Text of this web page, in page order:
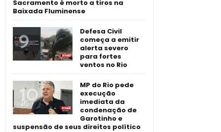
Sacramento é morto a tiros na
Baixada Fluminense
Defesa Civil
começa a emitir
alerta severo
para fortes
ventos no Rio
MP do Rio pede
execução
imediata da
condenação de
Garotinho e
suspensão de seus direitos político